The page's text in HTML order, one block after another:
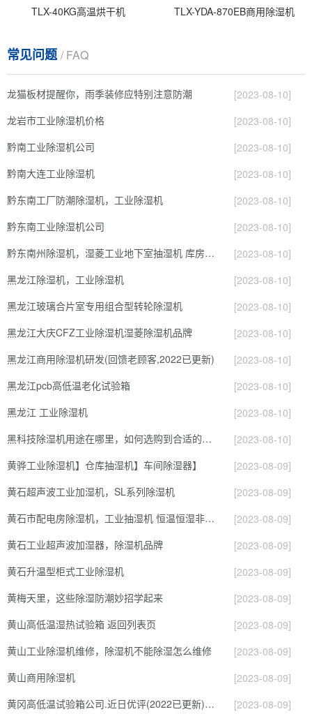
TLX-40KG高温烘干机 TLX-YDA-870EB商用除湿机
常见问题/ FAQ
龙猫板材提醒你，雨季装修应特别注意防潮
[2023-08-10]
龙岩市工业除湿机价格
[2023-08-10]
黔南工业除湿机公司
[2023-08-10]
黔南大连工业除湿机
[2023-08-10]
黔东南工厂防潮除湿机，工业除湿机
[2023-08-10]
黔东南工业除湿机公司
[2023-08-10]
黔东南州除湿机，湿菱工业地下室抽湿机 库房配电房除湿器
[2023-08-10]
黑龙江除湿机，工业除湿机
[2023-08-10]
黑龙江玻璃合片室专用组合型转轮除湿机
[2023-08-10]
黑龙江大庆CFZ工业除湿机湿菱除湿机品牌
[2023-08-10]
黑龙江商用除湿机研发(回馈老顾客,2022已更新)
[2023-08-10]
黑龙江pcb高低温老化试验箱
[2023-08-10]
黑龙江 工业除湿机
[2023-08-10]
黑科技除湿机用途在哪里，如何选购到合适的工业除湿机
[2023-08-10]
黄骅工业除湿机】仓库抽湿机】车间除湿器】
[2023-08-09]
黄石超声波工业加湿机，SL系列除湿机
[2023-08-09]
黄石市配电房除湿机，工业抽湿机 恒温恒湿非标机器
[2023-08-09]
黄石工业超声波加湿器，除湿机品牌
[2023-08-09]
黄石升温型柜式工业除湿机
[2023-08-09]
黄梅天里，这些除湿防潮妙招学起来
[2023-08-09]
黄山高低温湿热试验箱 返回列表页
[2023-08-09]
黄山工业除湿机维修，除湿机不能除湿怎么维修
[2023-08-09]
黄山商用除湿机
[2023-08-09]
黄冈高低温试验箱公司.近日优评(2022已更新)(今日／对比)
[2023-08-09]